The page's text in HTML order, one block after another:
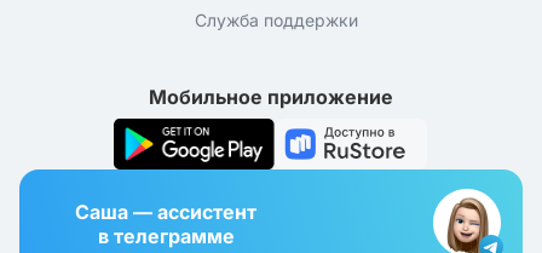
Служба поддержки
Мобильное приложение
Саша — ассистент
в телеграмме